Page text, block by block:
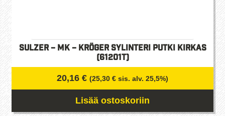
Sulzer – MK – Kröger Sylinteri putki kirkas
(61201t)
20,16 € (25,30 € sis. alv. 25,5%)
Lisää ostoskoriin